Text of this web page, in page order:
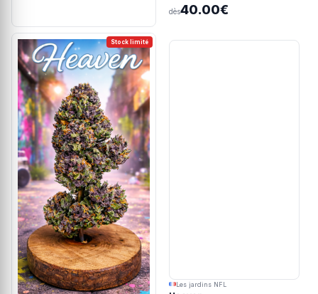
dès40.00€
Stock limité
Les jardins NFL